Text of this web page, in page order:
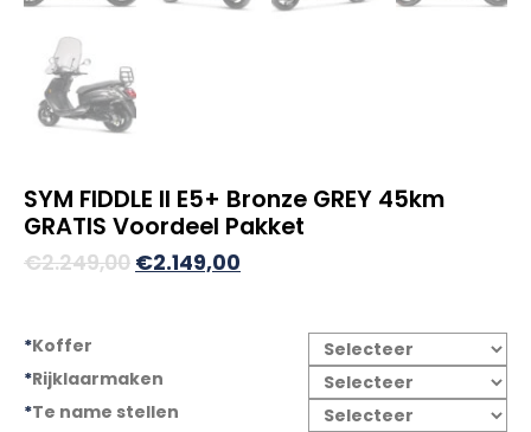
SYM FIDDLE II E5+ Bronze GREY 45km
GRATIS Voordeel Pakket
€2.249,00 Oorspronkelijke
€2.149,00
€2.149,00.
*Koffer
*Rijklaarmaken
*Te name stellen